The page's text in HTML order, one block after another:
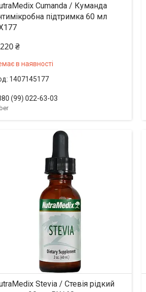
Cumanda / Куманда
підтримка 60 мл
₴
в наявності
1407145177
(99) 022-63-03
Stevia / Стевія рідкий